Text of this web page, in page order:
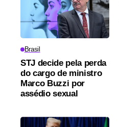
Brasil
STJ decide pela perda
do cargo de ministro
Marco Buzzi por
assédio sexual